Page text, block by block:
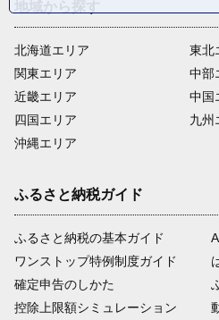
北海道エリア
関東エリア
近畿エリア
四国エリア
沖縄エリア
東北
中部
中国
九州
ふるさと納税ガイド
ふるさと納税の基本ガイド
ワンストップ特例制度ガイド
確定申告のしかた
控除上限額シミュレーション